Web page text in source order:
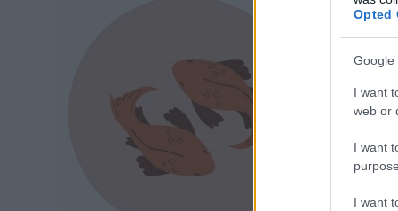
Opted
Google
I want
web or
I want
I want